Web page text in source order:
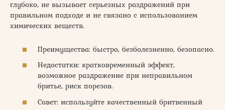
глубоко, не вызывает серьезных раздражений при
правильном подходе и не связано с использованием
химических веществ.
Преимущества: быстро, безболезненно, безопасно.
Недостатки: кратковременный эффект,
возможное раздражение при неправильном
бритье, риск порезов.
Совет: используйте качественный бритвенный